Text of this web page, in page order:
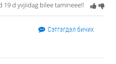
d yvjiidag bilee tamineee!!
Сэтгэгдэл бичих